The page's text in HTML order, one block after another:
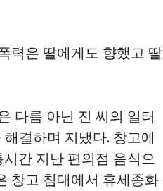
력은 딸에게도 향했고 딸
다름 아닌 진 씨의 일터
결하며 지냈다. 창고에
간 지난 편의점 음식으
창고 침대에서 휴세종화